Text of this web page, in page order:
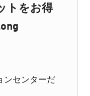
トをお得
ンセンターだ